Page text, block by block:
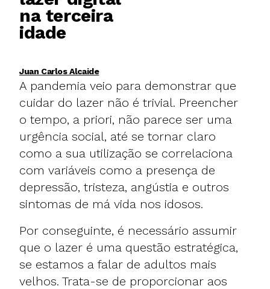
na terceira
idade
Juan Carlos Alcaide
A pandemia veio para demonstrar que
cuidar do lazer não é trivial. Preencher
o tempo, a priori, não parece ser uma
urgência social, até se tornar claro
como a sua utilização se correlaciona
com variáveis como a presença de
depressão, tristeza, angústia e outros
sintomas de má vida nos idosos.
Por conseguinte, é necessário assumir
que o lazer é uma questão estratégica,
se estamos a falar de adultos mais
velhos. Trata-se de proporcionar aos